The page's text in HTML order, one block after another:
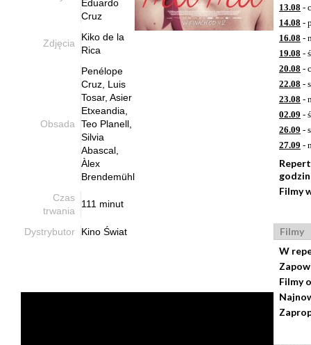
Eduardo
Cruz
Zdjęcia
Kiko de la
Rica
Obsada
Penélope
Cruz, Luis
Tosar, Asier
Etxeandia,
Teo Planell,
Silvia
Abascal,
Àlex
Brendemühl
Czas
trwania
111 minut
Dystrybutor Kino Świat
13.08 -
14.08 -
16.08 -
19.08 -
20.08 -
22.08 -
23.08 -
02.09 -
26.09 -
27.09 -
Filmy
Filmy
W
Filmy